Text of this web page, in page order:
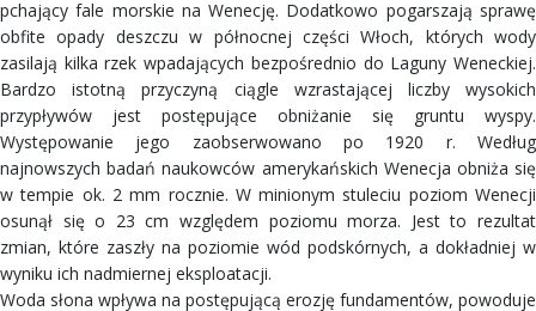
pchający fale morskie na Wenecję. Dodatkowo pogarszają sprawę
obfite opady deszczu w północnej części Włoch, których wody
zasilają kilka rzek wpadających bezpośrednio do Laguny Weneckiej.
Bardzo istotną przyczyną ciągle wzrastającej liczby wysokich
przypływów jest postępujące obniżanie się gruntu wyspy.
Występowanie jego zaobserwowano po 1920 r. Według
najnowszych badań naukowców amerykańskich Wenecja obniża się
w tempie ok. 2 mm rocznie. W minionym stuleciu poziom Wenecji
osunął się o 23 cm względem poziomu morza. Jest to rezultat
zmian, które zaszły na poziomie wód podskórnych, a dokładniej w
wyniku ich nadmiernej eksploatacji.
Woda słona wpływa na postępującą erozję fundamentów, powoduje